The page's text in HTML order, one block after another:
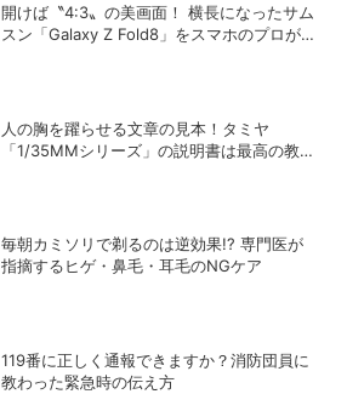
開けば〝4:3〟の美画面！ 横長になったサム
スン「Galaxy Z Fold8」をスマホのプロがチ
人の胸を躍らせる文章の見本！タミヤ
「1/35MMシリーズ」の説明書は最高の教科
毎朝カミソリで剃るのは逆効果!? 専門医が
指摘するヒゲ・鼻毛・耳毛のNGケア
119番に正しく通報できますか？消防団員に
教わった緊急時の伝え方